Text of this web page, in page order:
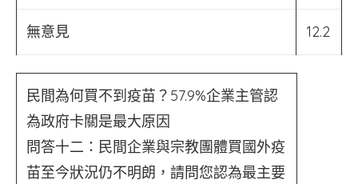
無意見 12.2
民間為何買不到疫苗？57.9%企業主管認
為政府卡關是最大原因
問答十二：民間企業與宗教團體買國外疫
苗至今狀況仍不明朗，請問您認為最主要